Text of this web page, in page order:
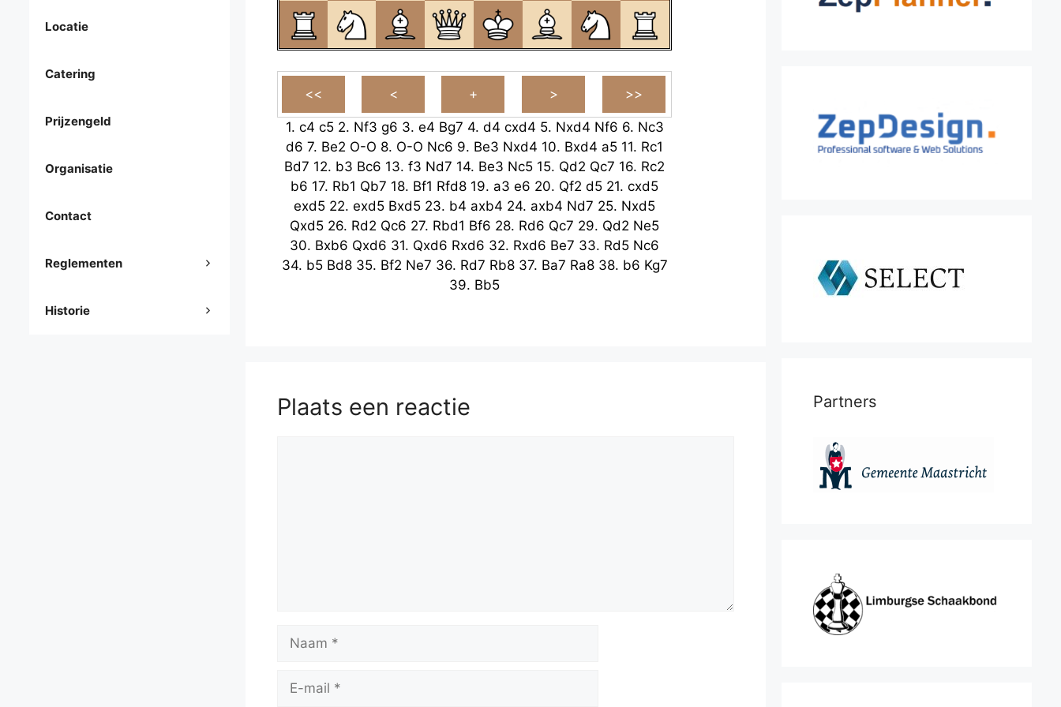
1. c4 c5 2. Nf3 g6 3. e4 Bg7 4. d4 cxd4 5. Nxd4 Nf6 6. Nc3
d6 7. Be2 O-O 8. O-O Nc6 9. Be3 Nxd4 10. Bxd4 a5 11. Rc1
Bd7 12. b3 Bc6 13. f3 Nd7 14. Be3 Nc5 15. Qd2 Qc7 16. Rc2
b6 17. Rb1 Qb7 18. Bf1 Rfd8 19. a3 e6 20. Qf2 d5 21. cxd5
exd5 22. exd5 Bxd5 23. b4 axb4 24. axb4 Nd7 25. Nxd5
Qxd5 26. Rd2 Qc6 27. Rbd1 Bf6 28. Rd6 Qc7 29. Qd2 Ne5
30. Bxb6 Qxd6 31. Qxd6 Rxd6 32. Rxd6 Be7 33. Rd5 Nc6
34. b5 Bd8 35. Bf2 Ne7 36. Rd7 Rb8 37. Ba7 Ra8 38. b6 Kg7
39. Bb5
Plaats een reactie
mail
Locatie
Catering
Prijzengeld
Organisatie
Contact
Reglementen
Historie
Partners